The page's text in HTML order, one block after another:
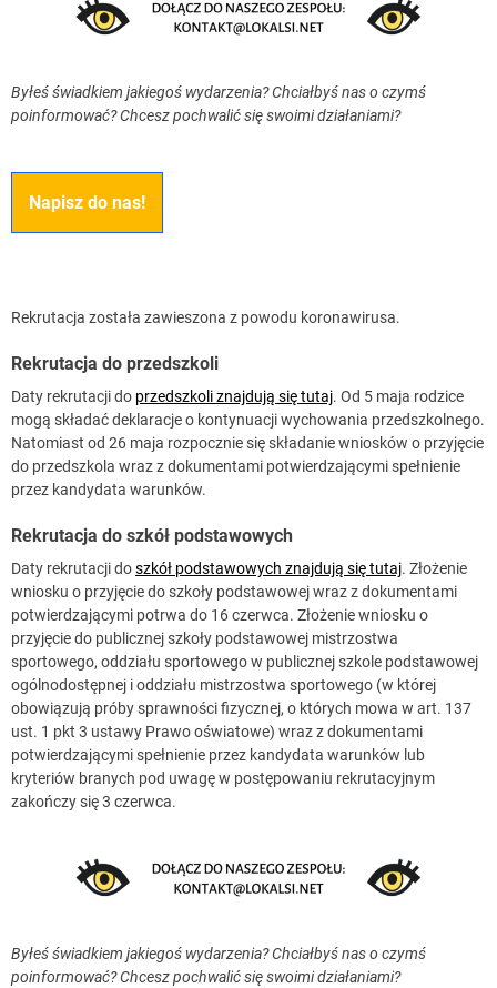
Byłeś świadkiem jakiegoś wydarzenia? Chciałbyś nas o czymś
poinformować? Chcesz pochwalić się swoimi działaniami?
Napisz do nas!
Rekrutacja została zawieszona z powodu koronawirusa.
Rekrutacja do przedszkoli
Daty rekrutacji do przedszkoli znajdują się tutaj. Od 5 maja rodzice
mogą składać deklaracje o kontynuacji wychowania przedszkolnego.
Natomiast od 26 maja rozpocznie się składanie wniosków o przyjęcie
do przedszkola wraz z dokumentami potwierdzającymi spełnienie
przez kandydata warunków.
Rekrutacja do szkół podstawowych
Daty rekrutacji doszkół podstawowych znajdują się tutaj. Złożenie
wniosku o przyjęcie do szkoły podstawowej wraz z dokumentami
potwierdzającymi potrwa do 16 czerwca. Złożenie wniosku o
przyjęcie do publicznej szkoły podstawowej mistrzostwa
sportowego, oddziału sportowego w publicznej szkole podstawowej
ogólnodostępnej i oddziału mistrzostwa sportowego (w której
obowiązują próby sprawności fizycznej, o których mowa w art. 137
ust. 1 pkt 3 ustawy Prawo oświatowe) wraz z dokumentami
potwierdzającymi spełnienie przez kandydata warunków lub
kryteriów branych pod uwagę w postępowaniu rekrutacyjnym
zakończy się 3 czerwca.
Byłeś świadkiem jakiegoś wydarzenia? Chciałbyś nas o czymś
poinformować? Chcesz pochwalić się swoimi działaniami?